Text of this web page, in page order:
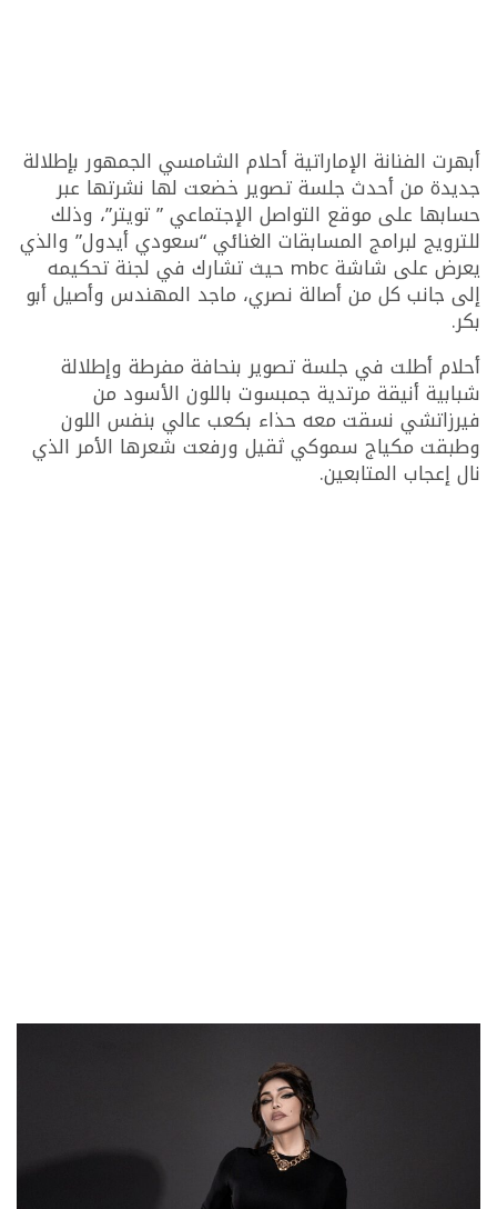
أبهرت الفنانة الإماراتية أحلام الشامسي الجمهور بإطلالة
جديدة من أحدث جلسة تصوير خضعت لها نشرتها عبر
حسابها على موقع التواصل الإجتماعي ” تويتر”، وذلك
للترويج لبرامج المسابقات الغنائي “سعودي أيدول” والذي
يعرض على شاشة mbc حيث تشارك في لجنة تحكيمه
إلى جانب كل من أصالة نصري، ماجد المهندس وأصيل أبو
بكر.
أحلام أطلت في جلسة تصوير بنحافة مفرطة وإطلالة
شبابية أنيقة مرتدية جمبسوت باللون الأسود من
فيرزاتشي نسقت معه حذاء بكعب عالي بنفس اللون
وطبقت مكياج سموكي ثقيل ورفعت شعرها الأمر الذي
نال إعجاب المتابعين.